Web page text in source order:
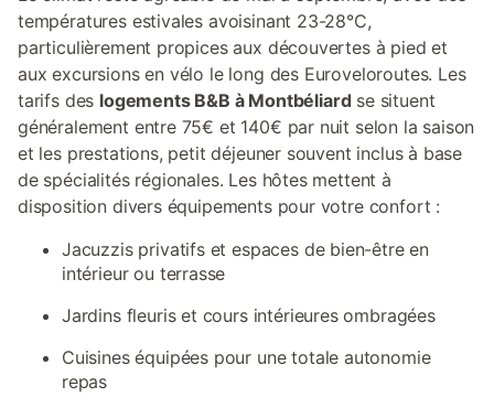
températures estivales avoisinant 23-28°C,
particulièrement propices aux découvertes à pied et
aux excursions en vélo le long des Euroveloroutes. Les
tarifs des logements B&B à Montbéliardse situent
généralement entre 75€ et 140€ par nuit selon la saison
et les prestations, petit déjeuner souvent inclus à base
de spécialités régionales. Les hôtes mettent à
disposition divers équipements pour votre confort :
Jacuzzis privatifs et espaces de bien-être en
intérieur ou terrasse
Jardins fleuris et cours intérieures ombragées
Cuisines équipées pour une totale autonomie
repas